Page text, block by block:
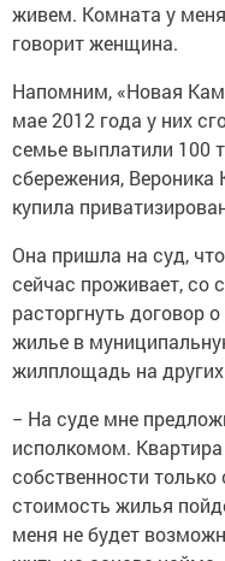
живем. Комната у
говорит женщина.
Напомним, «Новая
мае 2012 года у них
семье выплатили 100
сбережения, Вероника
купила
Она пришла на суд,
сейчас проживает, со
расторгнуть договор
жилье в
жилплощадь на других
− На суде мне
исполкомом.
собственности
стоимость жилья
меня не будет